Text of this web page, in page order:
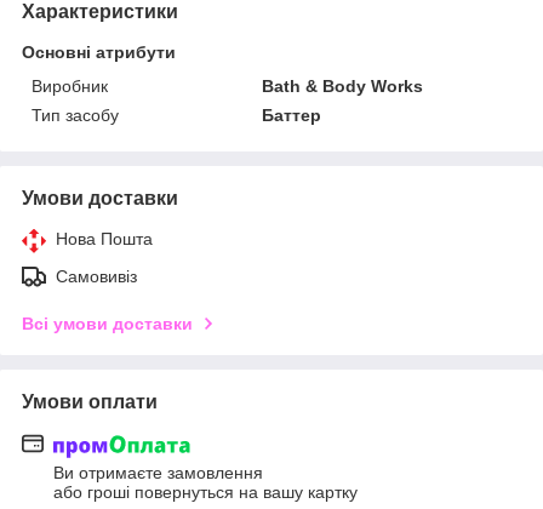
Характеристики
Основні атрибути
Виробник
Bath & Body Works
Тип засобу
Баттер
Умови доставки
Нова Пошта
Самовивіз
Всі умови доставки
Умови оплати
Ви отримаєте замовлення
або гроші повернуться на вашу картку